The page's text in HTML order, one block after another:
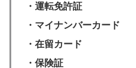
・運転免許証
・マイナンバーカード
・在留カード
・保険証